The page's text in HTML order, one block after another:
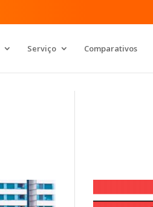
Serviço Comparativos